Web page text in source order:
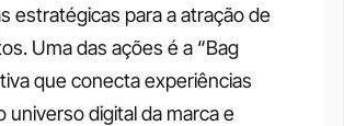
estratégicas para a atração de
Uma das ações é a “Bag
que conecta experiências
universo digital da marca e